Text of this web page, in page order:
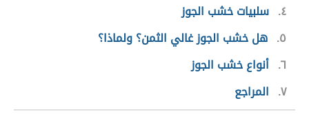
٤ سلبيات خشب الجوز
٥ هل خشب الجوز غالي الثمن؟ ولماذا؟
٦ أنواع خشب الجوز
٧ المراجع